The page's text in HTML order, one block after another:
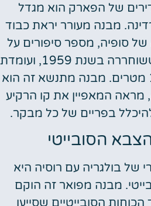
של הפארק הוא מגדל
מבנה מעורר יראת כבוד
סופיה, מספר סיפורים על
התקדמות טכנולוגית, ששוחררה בשנת 1959, ועומדת
בגובה מדהים של 106 מטרים. מבנה מתנשא זה הוא
מראה המאפיין את קו הרקיע
בפריים של כל מבקר.
הסובייטי
של בולגריה עם רוסיה היא
מבנה מפואר זה הוקם
לכבוד הכוחות הסובייטיים שסייעו